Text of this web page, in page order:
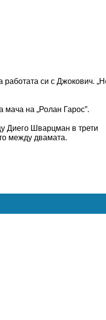
работата си с Джокович.
на „Ролан Гарос”.
Диего Шварцман в трети
между двамата.